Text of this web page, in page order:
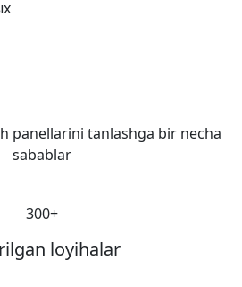
panellarini tanlashga bir necha
sabablar
300+
loyihalar